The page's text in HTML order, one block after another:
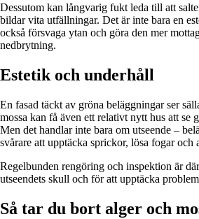
Dessutom kan långvarig fukt leda till att
bildar vita utfällningar. Det är inte bara en
också försvaga ytan och göra den mer
nedbrytning.
Estetik och underhåll
En fasad täckt av gröna beläggningar ser
mossa kan få även ett relativt nytt hus att se
Men det handlar inte bara om utseende –
svårare att upptäcka sprickor, lösa fogar och
Regelbunden rengöring och inspektion är
utseendets skull och för att upptäcka
Så tar du bort alger och